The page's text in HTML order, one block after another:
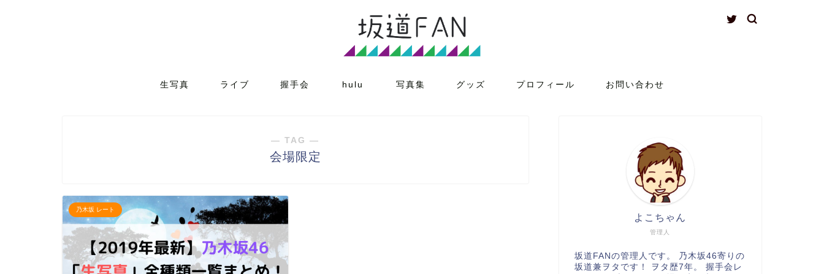
生写真 ライブ 握手会 hulu 写真集 グッズ プロフィール お問い合わせ
― TAG ―
会場限定
乃木坂 レート
管理人
よこちゃん
坂道FANの管理人です。 乃木坂46寄りの
坂道兼ヲタです！ ヲタ歴7年。 握手会レ